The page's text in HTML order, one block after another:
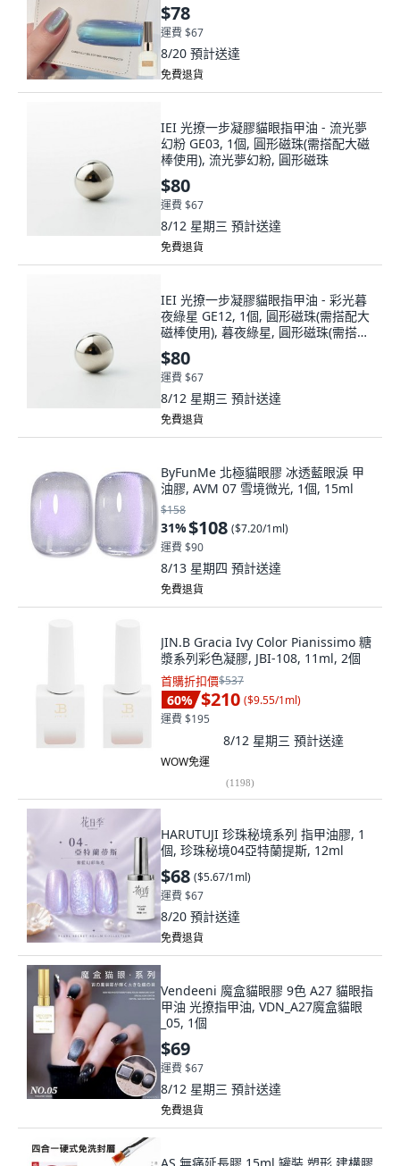
$78
運費 $67
8/20 預計送達
免費退貨
IEI 光撩一步凝膠貓眼指甲油 - 流光夢
幻粉 GE03, 1個, 圓形磁珠(需搭配大磁
棒使用), 流光夢幻粉, 圓形磁珠
$80
運費 $67
8/12 星期三 預計送達
免費退貨
IEI 光撩一步凝膠貓眼指甲油 - 彩光暮
夜綠星 GE12, 1個, 圓形磁珠(需搭配大
磁棒使用), 暮夜綠星, 圓形磁珠(需搭配
大磁棒使用)
$80
運費 $67
8/12 星期三 預計送達
免費退貨
ByFunMe 北極貓眼膠 冰透藍眼淚 甲
油膠, AVM 07 雪境微光, 1個, 15ml
$158
31%$108 ($7.20/1ml)
運費 $90
8/13 星期四 預計送達
免費退貨
JIN.B Gracia Ivy Color Pianissimo 糖
漿系列彩色凝膠, JBI-108, 11ml, 2個
首購折扣價$537
60% $210 ($9.55/1ml)
運費 $195
8/12 星期三 預計送達
WOW免運
(1198)
HARUTUJI 珍珠秘境系列 指甲油膠, 1
個, 珍珠秘境04亞特蘭提斯, 12ml
$68 ($5.67/1ml)
運費 $67
8/20 預計送達
免費退貨
Vendeeni 魔盒貓眼膠 9色 A27 貓眼指
甲油 光撩指甲油, VDN_A27魔盒貓眼
_05, 1個
$69
運費 $67
8/12 星期三 預計送達
免費退貨